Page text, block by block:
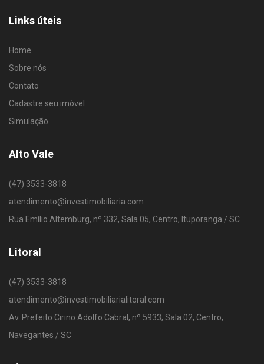
Links úteis
Home
Sobre nós
Contato
Cadastre seu imóvel
Simulação
Alto Vale
(47) 3533-3818
atendimento@investimobiliaria.com
Rua Emílio Altemburg, nº 332, Sala 05, Centro, Ituporanga / SC
Litoral
(47) 3533-3818
atendimento@investimobiliarialitoral.com
Av. Prefeito Cirino Adolfo Cabral, nº 5933, Sala 02, Centro,
Navegantes / SC